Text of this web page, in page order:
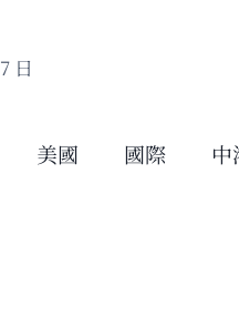
日
美國 國際 中